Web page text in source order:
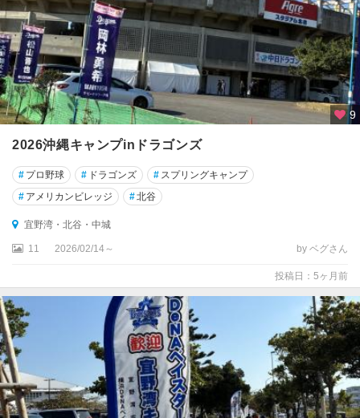
9
2026沖縄キャンプinドラゴンズ
# プロ野球 # ドラゴンズ # スプリングキャンプ
# アメリカンビレッジ #北谷
宜野湾・北谷・中城
11 2026/02/14～ by ベグさん
投稿日：5ヶ月前